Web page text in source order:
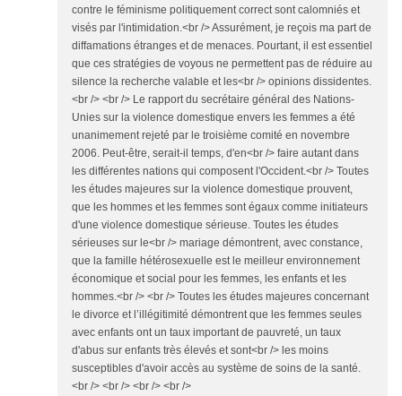
contre le féminisme politiquement correct sont calomniés et
visés par l'intimidation.<br /> Assurément, je reçois ma part de
diffamations étranges et de menaces. Pourtant, il est essentiel
que ces stratégies de voyous ne permettent pas de réduire au
silence la recherche valable et les<br /> opinions dissidentes.
<br /> <br /> Le rapport du secrétaire général des Nations-
Unies sur la violence domestique envers les femmes a été
unanimement rejeté par le troisième comité en novembre
2006. Peut-être, serait-il temps, d'en<br /> faire autant dans
les différentes nations qui composent l'Occident.<br /> Toutes
les études majeures sur la violence domestique prouvent,
que les hommes et les femmes sont égaux comme initiateurs
d'une violence domestique sérieuse. Toutes les études
sérieuses sur le<br /> mariage démontrent, avec constance,
que la famille hétérosexuelle est le meilleur environnement
économique et social pour les femmes, les enfants et les
hommes.<br /> <br /> Toutes les études majeures concernant
le divorce et l’illégitimité démontrent que les femmes seules
avec enfants ont un taux important de pauvreté, un taux
d'abus sur enfants très élevés et sont<br /> les moins
susceptibles d'avoir accès au système de soins de la santé.
<br /> <br /> <br /> <br />